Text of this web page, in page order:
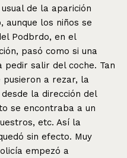
de la aparición
aunque los niños se
Podbrdo, en el
pasó como si una
salir del coche. Tan
a rezar, la
la dirección del
se encontraba a un
etc. Así la
sin efecto. Muy
empezó a